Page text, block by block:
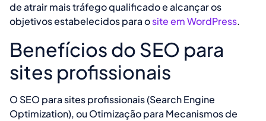
de atrair mais tráfego qualificado e alcançar os
objetivos estabelecidos para osite em WordPress.
Benefícios do SEO para
sites profissionais
O SEO para sites profissionais (Search Engine
Optimization), ou Otimização para Mecanismos de